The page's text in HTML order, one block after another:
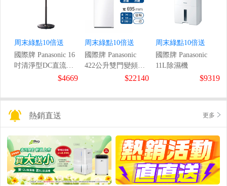
周末綠點10倍送
國際牌 Panasonic 16
吋清淨型DC直流風
$4669
周末綠點10倍送
國際牌 Panasonic
422公升雙門變頻冰
$22140
周末綠點10倍送
國際牌 Panasonic
11L除濕機
$9319
熱銷直送 更多